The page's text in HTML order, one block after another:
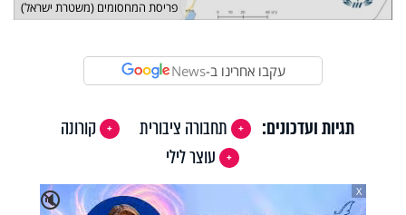
פריסת המחסומים (משטרת ישראל)
עקבו אחרינו ב-News
תגיות ועדכונים: תחבורה ציבורית
קורונה
עוצר לילי
🔇
X